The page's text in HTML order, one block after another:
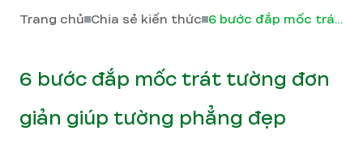
Trang chủ Chia sẻ kiến thức 6 bước đắp mốc trát tường đơn giản giúp tường phẳng đẹp
6 bước đắp mốc trát tường đơn
giản giúp tường phẳng đẹp